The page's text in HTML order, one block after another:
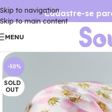
Skip to navigation
Skip to main content
Cadastre-se
MENU
-50%
SOLD
OUT